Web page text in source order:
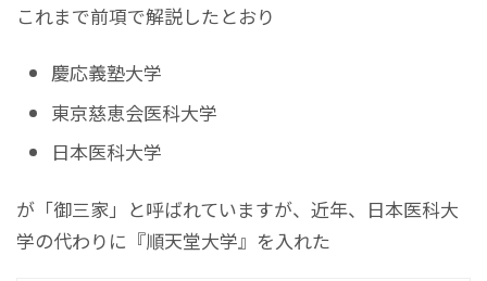
これまで前項で解説したとおり
慶応義塾大学
東京慈恵会医科大学
日本医科大学
が「御三家」と呼ばれていますが、近年、日本医科大
学の代わりに『順天堂大学』を入れた